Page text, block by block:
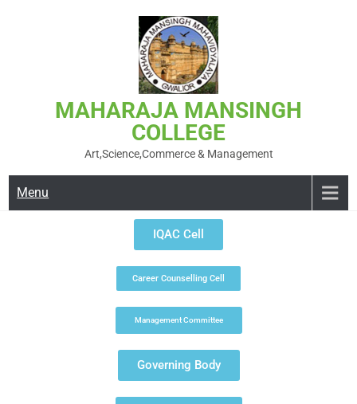
MAHARAJA MANSINGH
COLLEGE
Art,Science,Commerce & Management
Menu
IQAC Cell
Career Counselling Cell
Management Committee
Governing Body